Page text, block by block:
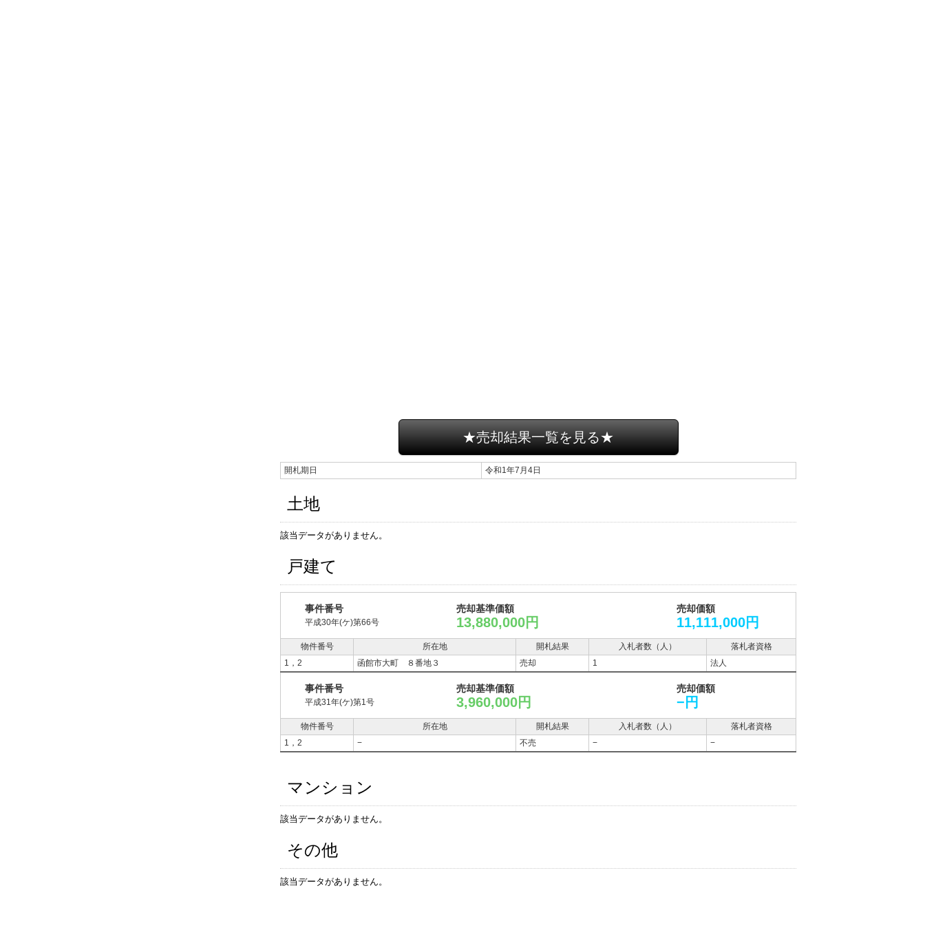
★売却結果一覧を見る★
開札期日 令和1年7月4日
土地
該当データがありません。
戸建て
事件番号
平成30年(ケ)第66号
売却基準価額
13,880,000円
売却価額
11,111,000円
物件番号 所在地 開札結果 入札者数（人）
落札者資格
1，2
函館市大町 ８番地３ 売却 1 法人
事件番号
平成31年(ケ)第1号
売却基準価額
3,960,000円
売却価額
−円
物件番号 所在地 開札結果 入札者数（人）
落札者資格
1，2
− 不売 − −
マンション
該当データがありません。
その他
該当データがありません。